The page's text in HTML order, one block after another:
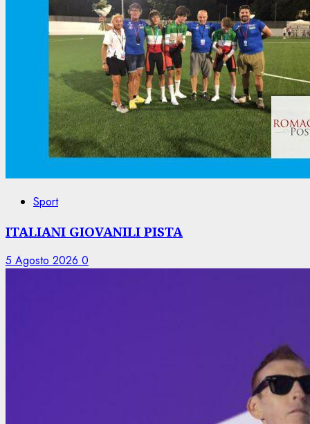
Sport
ITALIANI GIOVANILI PISTA
5 Agosto 2026 0